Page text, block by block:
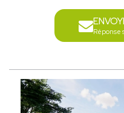
Réponse